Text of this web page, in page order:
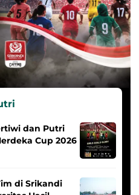
dan Putri
Cup 2026
di Srikandi